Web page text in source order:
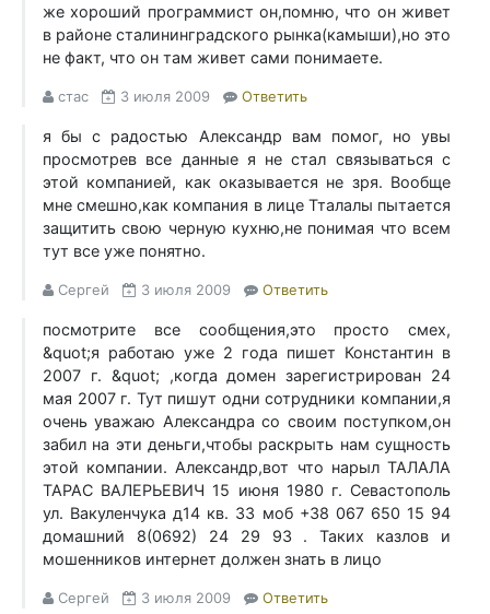
же хороший программист он,помню, что он живет
в районе сталининградского рынка(камыши),но это
не факт, что он там живет сами понимаете.
стас 3 июля 2009 Ответить
я бы с радостью Александр вам помог, но увы
просмотрев все данные я не стал связываться с
этой компанией, как оказывается не зря. Вообще
мне смешно,как компания в лице Тталалы пытается
защитить свою черную кухню,не понимая что всем
тут все уже понятно.
Сергей 3 июля 2009 Ответить
посмотрите все сообщения,это просто смех,
&quot;я работаю уже 2 года пишет Константин в
2007 г. &quot; ,когда домен зарегистрирован 24
мая 2007 г. Тут пишут одни сотрудники компании,я
очень уважаю Александра со своим поступком,он
забил на эти деньги,чтобы раскрыть нам сущность
этой компании. Александр,вот что нарыл ТАЛАЛА
ТАРАС ВАЛЕРЬЕВИЧ 15 июня 1980 г. Севастополь
ул. Вакуленчука д14 кв. 33 моб +38 067 650 15 94
домашний 8(0692) 24 29 93 . Таких казлов и
мошенников интернет должен знать в лицо
Сергей 3 июля 2009 Ответить